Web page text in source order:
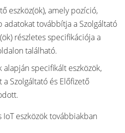
eszköz(ök), amely pozíció,
adatokat továbbítja a Szolgáltató
részletes specifikációja a
található.
alapján specifikált eszközök,
Szolgáltató és Előfizető
IoT eszközök továbbiakban